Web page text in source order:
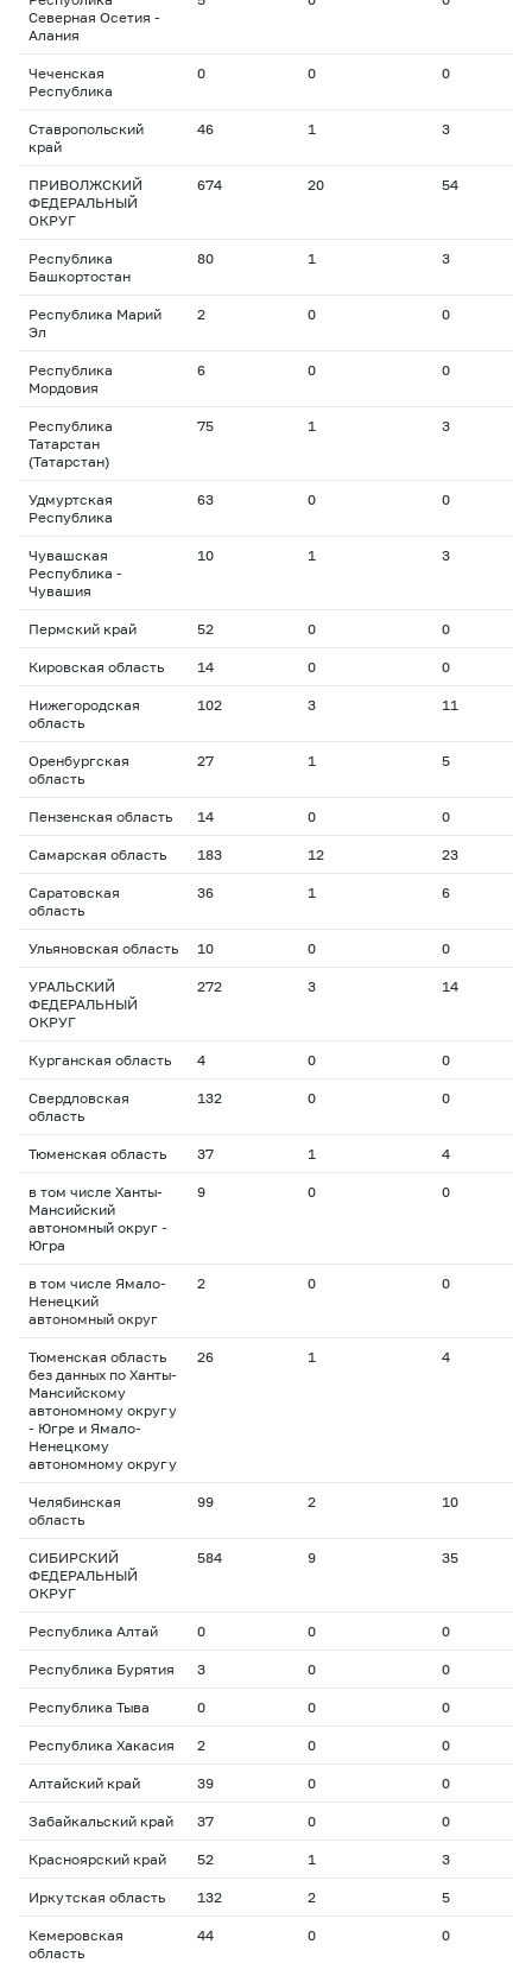
Северная Осетия -
Алания
Чеченская
Республика
0 0 0
Ставропольский
край
46 1 3
ПРИВОЛЖСКИЙ
ФЕДЕРАЛЬНЫЙ
ОКРУГ
674 20 54
Республика
Башкортостан
80 1 3
Республика Марий
Эл
2 0 0
Республика
Мордовия
6 0 0
Республика
Татарстан
(Татарстан)
75 1 3
Удмуртская
Республика
63 0 0
Чувашская
Республика -
Чувашия
10 1 3
Пермский край 52 0 0
Кировская область 14 0 0
Нижегородская
область
102 3 11
Оренбургская
область
27 1 5
Пензенская область 14 0 0
Самарская область 183 12 23
Саратовская
область
36 1 6
Ульяновская область 10 0 0
УРАЛЬСКИЙ
ФЕДЕРАЛЬНЫЙ
ОКРУГ
272 3 14
Курганская область 4 0 0
Свердловская
область
132 0 0
Тюменская область 37 1 4
в том числе Ханты-
Мансийский
автономный округ -
Югра
9 0 0
в том числе Ямало-
Ненецкий
автономный округ
2 0 0
Тюменская область
без данных по Ханты-
Мансийскому
автономному округу
- Югре и Ямало-
Ненецкому
автономному округу
26 1 4
Челябинская
область
99 2 10
СИБИРСКИЙ
ФЕДЕРАЛЬНЫЙ
ОКРУГ
584 9 35
Республика Алтай 0 0 0
Республика Бурятия 3 0 0
Республика Тыва 0 0 0
Республика Хакасия 2 0 0
Алтайский край 39 0 0
Забайкальский край 37 0 0
Красноярский край 52 1 3
Иркутская область 132 2 5
Кемеровская
область
44 0 0